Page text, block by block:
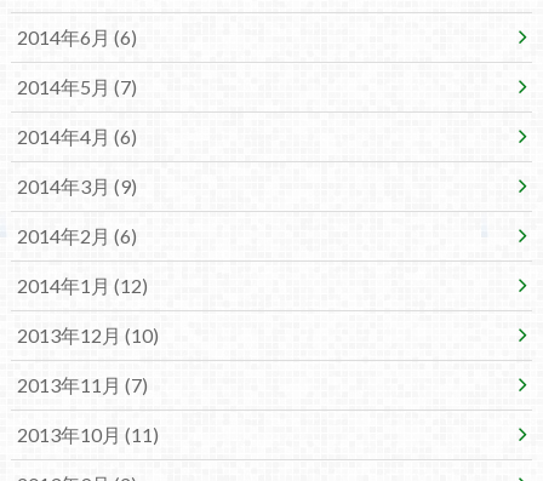
2014年6月 (6)
2014年5月 (7)
2014年4月 (6)
2014年3月 (9)
2014年2月 (6)
2014年1月 (12)
2013年12月 (10)
2013年11月 (7)
2013年10月 (11)